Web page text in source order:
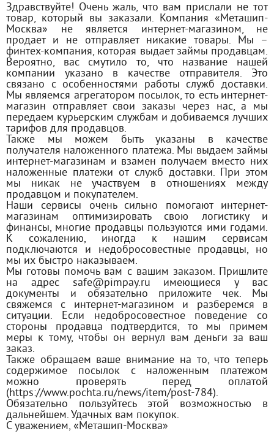
Здравствуйте! Очень жаль, что вам прислали не тот
товар, который вы заказали. Компания «Меташип-
Москва» не является интернет-магазином, не
продает и не отправляет никакие товары. Мы –
финтех-компания, которая выдает займы продавцам.
Вероятно, вас смутило то, что название нашей
компании указано в качестве отправителя. Это
связано с особенностями работы служб доставки.
Мы являемся агрегатором посылок, то есть интернет-
магазин отправляет свои заказы через нас, а мы
передаем курьерским службам и добиваемся лучших
тарифов для продавцов.
Также мы можем быть указаны в качестве
получателя наложенного платежа. Мы выдаем займы
интернет-магазинам и взамен получаем вместо них
наложенные платежи от служб доставки. При этом
мы никак не участвуем в отношениях между
продавцом и покупателем.
Наши сервисы очень сильно помогают интернет-
магазинам оптимизировать свою логистику и
финансы, многие продавцы пользуются ими годами.
К сожалению, иногда к нашим сервисам
подключаются и недобросовестные продавцы, но
мы их быстро наказываем.
Мы готовы помочь вам с вашим заказом. Пришлите
на адрес safe@pimpay.ru имеющиеся у вас
документы и обязательно приложите чек. Мы
свяжемся с интернет-магазином и разберемся в
ситуации. Если недобросовестное поведение со
стороны продавца подтвердится, то мы примем
меры к тому, чтобы он вернул вам деньги за ваш
заказ.
Также обращаем ваше внимание на то, что теперь
содержимое посылок с наложенным платежом
можно проверять перед оплатой
(https://www.pochta.ru/news/item/post-784).
Обязательно пользуйтесь этой возможностью в
дальнейшем. Удачных вам покупок.
С уважением, «Меташип-Москва»